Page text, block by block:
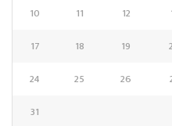
10
11 12
17
18 19
24
25 26
31